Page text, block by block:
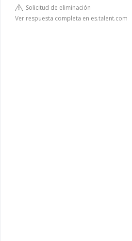
Solicitud de eliminación
Ver respuesta completa en es.talent.com